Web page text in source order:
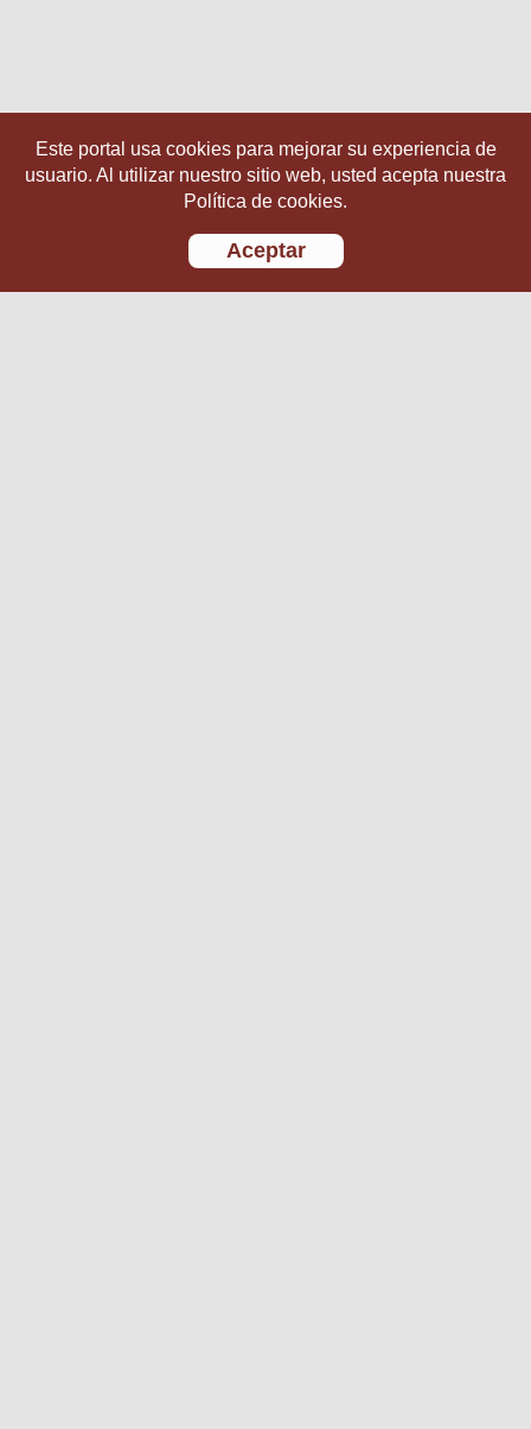
Este portal usa cookies para mejorar su experiencia de
usuario. Al utilizar nuestro sitio web, usted acepta nuestra
Política de cookies.
Aceptar